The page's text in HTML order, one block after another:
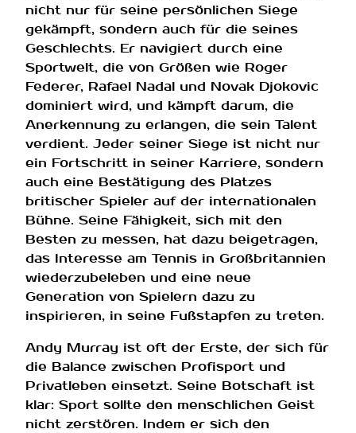
nicht nur für seine persönlichen Siege
gekämpft, sondern auch für die seines
Geschlechts. Er navigiert durch eine
Sportwelt, die von Größen wie Roger
Federer, Rafael Nadal und Novak Djokovic
dominiert wird, und kämpft darum, die
Anerkennung zu erlangen, die sein Talent
verdient. Jeder seiner Siege ist nicht nur
ein Fortschritt in seiner Karriere, sondern
auch eine Bestätigung des Platzes
britischer Spieler auf der internationalen
Bühne. Seine Fähigkeit, sich mit den
Besten zu messen, hat dazu beigetragen,
das Interesse am Tennis in Großbritannien
wiederzubeleben und eine neue
Generation von Spielern dazu zu
inspirieren, in seine Fußstapfen zu treten.
Andy Murray ist oft der Erste, der sich für
die Balance zwischen Profisport und
Privatleben einsetzt. Seine Botschaft ist
klar: Sport sollte den menschlichen Geist
nicht zerstören. Indem er sich den